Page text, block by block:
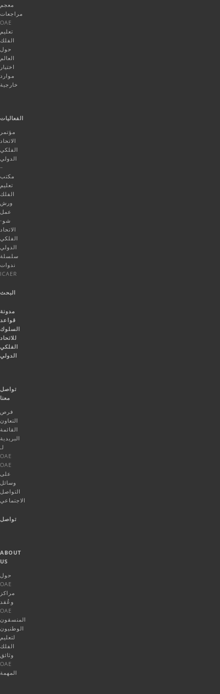
معجم
مراجعات
OAE
تعليم
الفلك
حول
العالم
اختيار
موارد
خارجية
الفعاليات
مؤتمر
الاتحاد
الفلكي
الدولي
–
مكتب
تعليم
الفلك
ورش
عمل
شو-
الاتحاد
الفلكي
الدولي
سلسلة
ندوات
ICAER
البحث
مدونة
قواعد
السلوك
للاتحاد
الفلكي
الدولي
تواصل
معنا
فرص
التعاون
القائمة
البريدية
لـ
OAE
OAE
على
وسائل
التواصل
الاجتماعي
تواصل
ABOUT
US
حول
OAE
مراكز
وعُقد
OAE
المنسقون
الوطنيون
لتعليم
الفلك
وثائق
OAE
المهمة